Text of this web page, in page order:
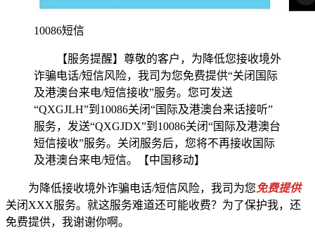
10086短信
【服务提醒】尊敬的客户，为降低您接收境外
诈骗电话/短信风险，我司为您免费提供“关闭国际
及港澳台来电/短信接收”服务。您可发送
“QXGJLH”到10086关闭“国际及港澳台来话接听”
服务，发送“QXGJDX”到10086关闭“国际及港澳台
短信接收”服务。关闭服务后，您将不再接收国际
及港澳台来电/短信。【中国移动】
为降低接收境外诈骗电话/短信风险，我司为您免费提供
关闭XXX服务。就这服务难道还可能收费？为了保护我，还
免费提供，我谢谢你啊。